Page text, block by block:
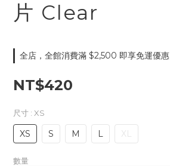
片 Clear
全店，全館消費滿 $2,500 即享免運優惠
NT$420
尺寸 : XS
XS S M L XL
數量